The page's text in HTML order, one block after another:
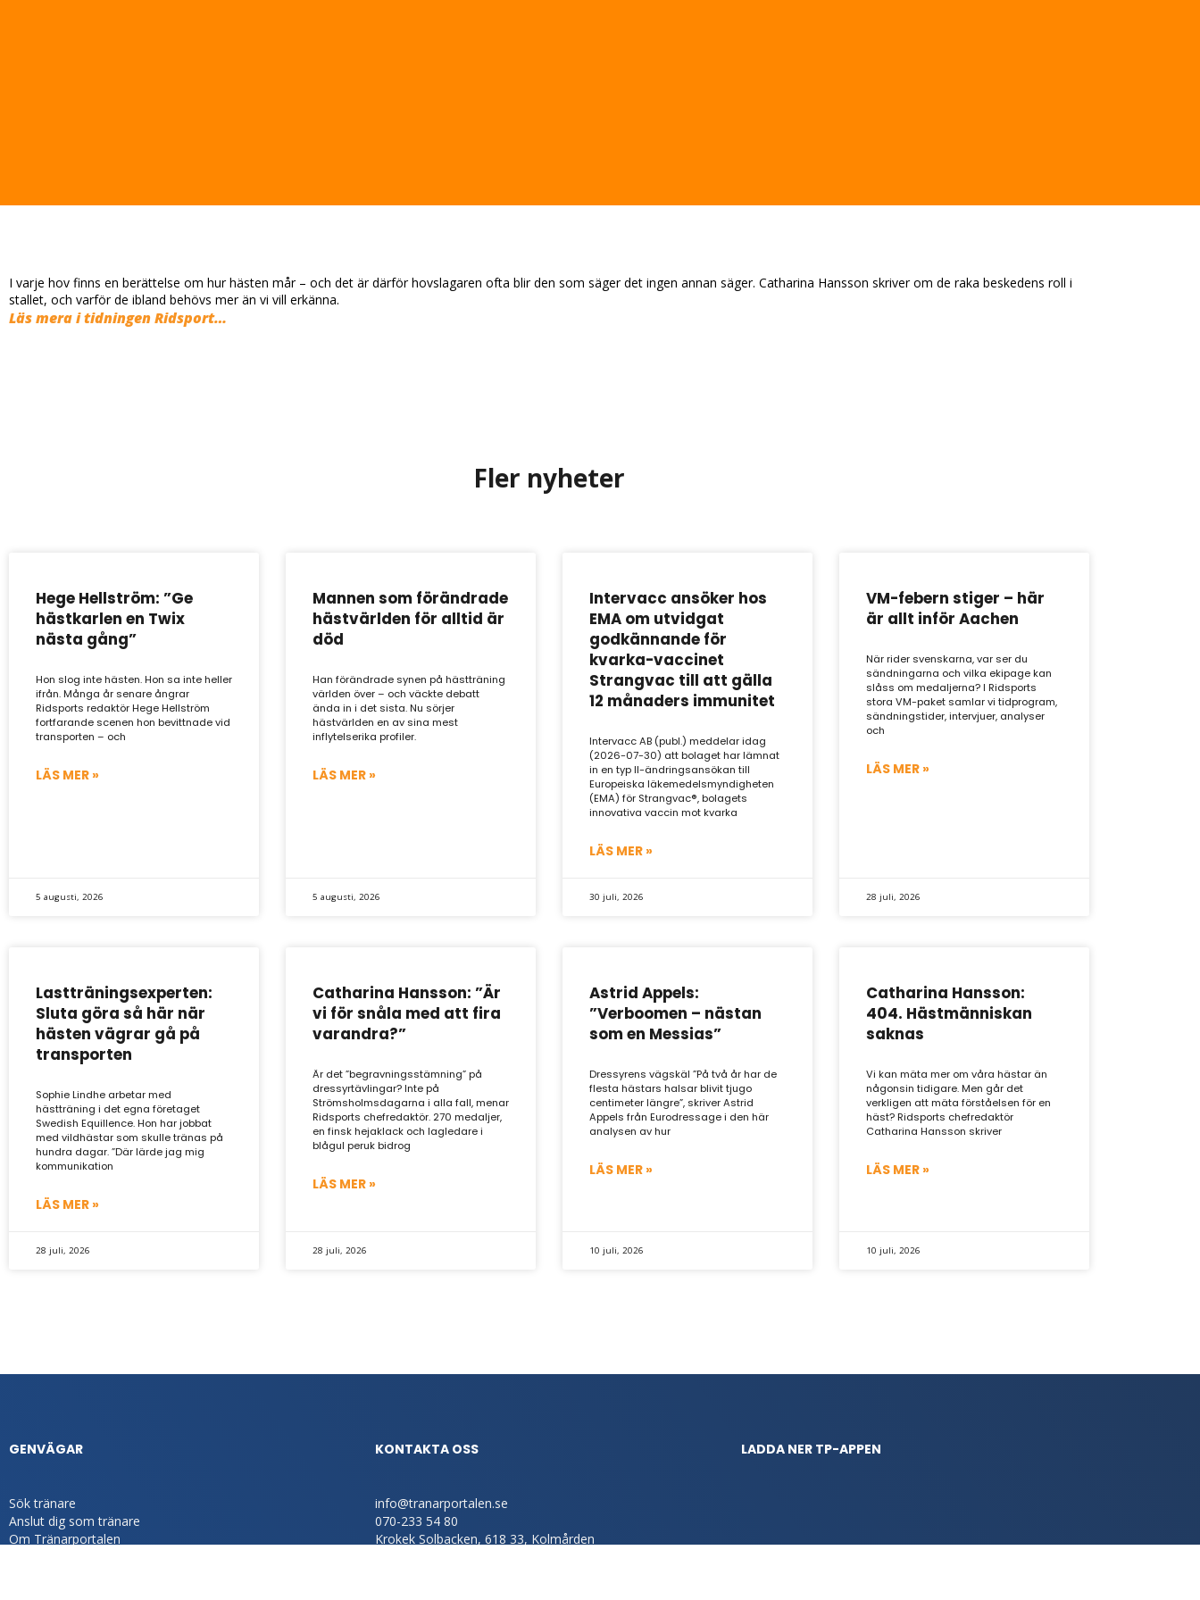
I varje hov finns en berättelse om hur hästen mår – och det är därför hovslagaren ofta blir den som säger det ingen annan säger. Catharina Hansson skriver om de raka beskedens roll i
stallet, och varför de ibland behövs mer än vi vill erkänna.
Läs mera i tidningen Ridsport…
Fler nyheter
Hege Hellström: ”Ge
hästkarlen en Twix
nästa gång”
Hon slog inte hästen. Hon sa inte heller
ifrån. Många år senare ångrar
Ridsports redaktör Hege Hellström
fortfarande scenen hon bevittnade vid
transporten – och
LÄS MER »
5 augusti, 2026
Mannen som förändrade
hästvärlden för alltid är
död
Han förändrade synen på hästträning
världen över – och väckte debatt
ända in i det sista. Nu sörjer
hästvärlden en av sina mest
inflytelserika profiler.
LÄS MER »
5 augusti, 2026
Intervacc ansöker hos
EMA om utvidgat
godkännande för
kvarka-vaccinet
Strangvac till att gälla
12 månaders immunitet
Intervacc AB (publ.) meddelar idag
(2026-07-30) att bolaget har lämnat
in en typ II-ändringsansökan till
Europeiska läkemedelsmyndigheten
(EMA) för Strangvac®, bolagets
innovativa vaccin mot kvarka
LÄS MER »
30 juli, 2026
VM-febern stiger – här
är allt inför Aachen
När rider svenskarna, var ser du
sändningarna och vilka ekipage kan
slåss om medaljerna? I Ridsports
stora VM-paket samlar vi tidprogram,
sändningstider, intervjuer, analyser
och
LÄS MER »
28 juli, 2026
Lastträningsexperten:
Sluta göra så här när
hästen vägrar gå på
transporten
Sophie Lindhe arbetar med
hästträning i det egna företaget
Swedish Equillence. Hon har jobbat
med vildhästar som skulle tränas på
hundra dagar. ”Där lärde jag mig
kommunikation
LÄS MER »
28 juli, 2026
Catharina Hansson: ”Är
vi för snåla med att fira
varandra?”
Är det ”begravningsstämning” på
dressyrtävlingar? Inte på
Strömsholmsdagarna i alla fall, menar
Ridsports chefredaktör. 270 medaljer,
en finsk hejaklack och lagledare i
blågul peruk bidrog
LÄS MER »
28 juli, 2026
Astrid Appels:
”Verboomen – nästan
som en Messias”
Dressyrens vägskäl ”På två år har de
flesta hästars halsar blivit tjugo
centimeter längre”, skriver Astrid
Appels från Eurodressage i den här
analysen av hur
LÄS MER »
10 juli, 2026
Catharina Hansson:
404. Hästmänniskan
saknas
Vi kan mäta mer om våra hästar än
någonsin tidigare. Men går det
verkligen att mäta förståelsen för en
häst? Ridsports chefredaktör
Catharina Hansson skriver
LÄS MER »
10 juli, 2026
GENVÄGAR
Sök tränare
Anslut dig som tränare
Om Tränarportalen
KONTAKTA OSS
info@tranarportalen.se
070-233 54 80
Krokek Solbacken, 618 33, Kolmården
LADDA NER TP-APPEN